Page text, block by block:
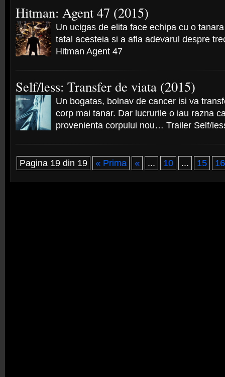
Hitman: Agent 47 (2015)
Un ucigas de elita face echipa cu o
tatal acesteia si a afla adevarul despre
Hitman Agent 47
Self/less: Transfer de viata (2015)
Un bogatas, bolnav de cancer isi va
corp mai tanar. Dar lucrurile o iau razna
provenienta corpului nou… Trailer Self/
Pagina 19 din 19 « Prima « ... 10 ... 15 16